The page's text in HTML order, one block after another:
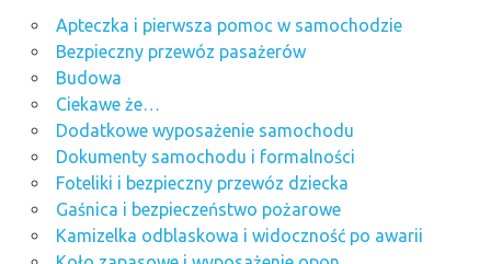
Apteczka i pierwsza pomoc w samochodzie
Bezpieczny przewóz pasażerów
Budowa
Ciekawe że…
Dodatkowe wyposażenie samochodu
Dokumenty samochodu i formalności
Foteliki i bezpieczny przewóz dziecka
Gaśnica i bezpieczeństwo pożarowe
Kamizelka odblaskowa i widoczność po awarii